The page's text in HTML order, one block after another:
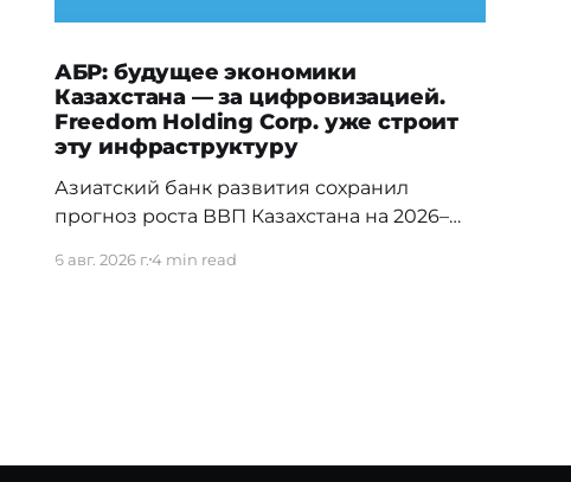
АБР: будущее экономики
Казахстана — за цифровизацией.
Freedom Holding Corp. уже строит
эту инфраструктуру
Азиатский банк развития сохранил
прогноз роста ВВП Казахстана на 2026–
перспективе ключевыми драйверами
технологии и цифровую экосистему.
6 авг. 2026 г.4 min read